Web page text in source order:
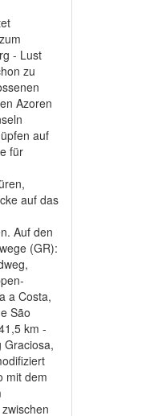
- Lust
zu
Azoren
auf
für
auf das
Auf den
(GR):
a Costa,
São
km -
Graciosa,
mit dem